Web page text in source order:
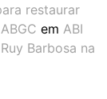
restaurar
em ABI
Barbosa na